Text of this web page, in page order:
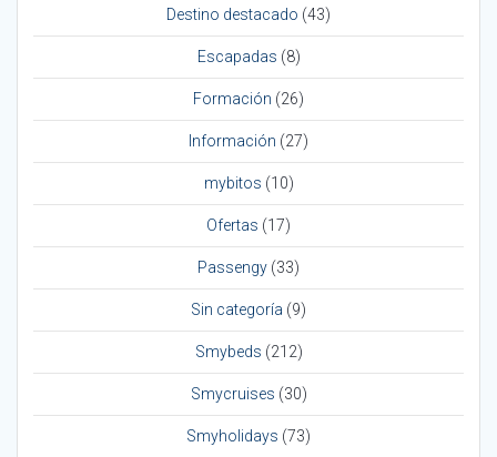
Destino destacado (43)
Escapadas (8)
Formación (26)
Información (27)
mybitos (10)
Ofertas (17)
Passengy (33)
Sin categoría (9)
Smybeds (212)
Smycruises (30)
Smyholidays (73)